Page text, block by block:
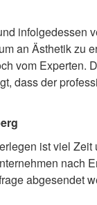
infolgedessen
an Ästhetik zu
vom Experten.
dass der
ist viel
nach
abgesendet